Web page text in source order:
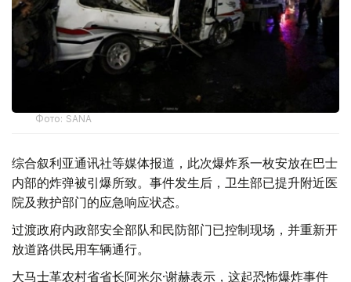
Фото: SANA
综合叙利亚通讯社等媒体报道，此次爆炸系一枚安放在巴士
内部的炸弹被引爆所致。事件发生后，卫生部已提升附近医
院及救护部门的应急响应状态。
过渡政府内政部安全部队和民防部门已控制现场，并重新开
放道路供民用车辆通行。
大马士革农村省省长阿米尔·谢赫表示，这起恐怖爆炸事件